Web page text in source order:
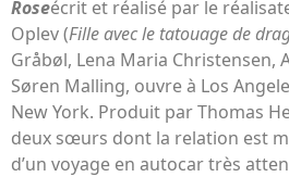
Roseécrit et réalisé par le
Oplev (Fille avec le tatouage de
Gråbøl, Lena Maria Christensen,
Søren Malling, ouvre à Los
New York. Produit par Thomas
deux sœurs dont la relation est
d’un voyage en autocar très